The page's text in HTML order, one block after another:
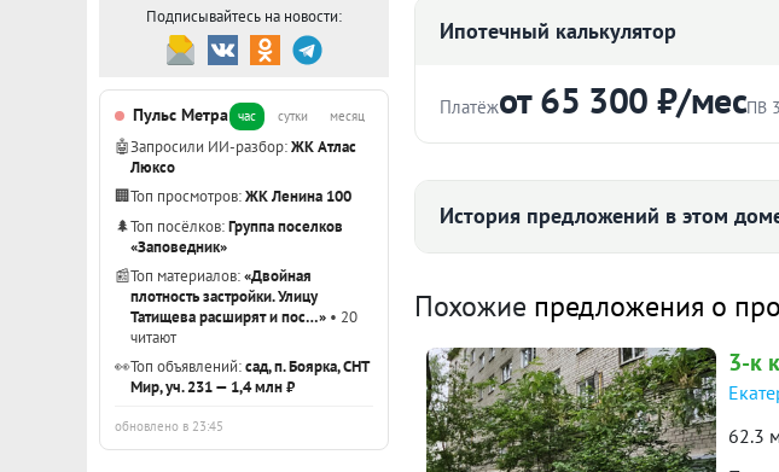
Подписывайтесь на новости:
Пульс Метра час сутки месяц
🤖Запросили ИИ-разбор:ЖК Атлас
Люксо
🏢Топ просмотров:ЖК Ленина 100
🌲Топ посёлков:Группа поселков
«Заповедник»
📰Топ материалов:«Двойная
плотность застройки. Улицу
Татищева расширят и пос…» • 20
читают
👀Топ объявлений:сад, п. Боярка, СНТ
Мир, уч. 231 — 1,4 млн ₽
обновлено в 23:45
Ипотечный калькулятор
Платёжот 65 300 ₽/месПВ
Ежемесячный платёж65 300 ₽
Расчёт по аннуитетной формуле и является
История предложений в этом
3-к квартира · 63.9 м² · 2/2
этаж
Похожие предложения о
3-к
62.3 м